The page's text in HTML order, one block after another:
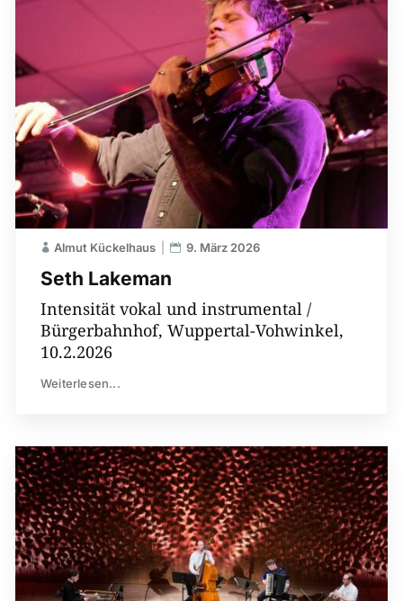
Seth Lakeman
Almut Kückelhaus 9. März 2026
Intensität vokal und instrumental /
Bürgerbahnhof, Wuppertal-Vohwinkel,
10.2.2026
Weiterlesen...